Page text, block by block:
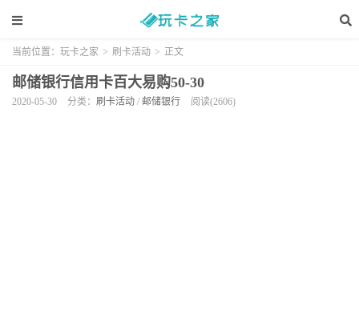
当前位置： 玩卡之家 > 刷卡活动 > 正文
邮储银行信用卡百大易购50-30
2020-05-30 分类： 刷卡活动 / 邮储银行 阅读(2606)